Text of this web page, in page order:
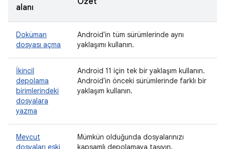
alanı
Doküman
dosyası açma
Android'in tüm sürümlerinde aynı
yaklaşımı kullanın.
İkincil
depolama
birimlerindeki
dosyalara
yazma
Android 11 için tek bir yaklaşım kullanın.
Android'in önceki sürümlerinde farklı bir
yaklaşım kullanın.
Mevcut
dosyaları eski
Mümkün olduğunda dosyalarınızı
kapsamlı depolamaya taşıyın.